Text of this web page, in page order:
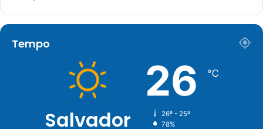
Tempo
Salvador
26 ℃
26º - 25º
78%